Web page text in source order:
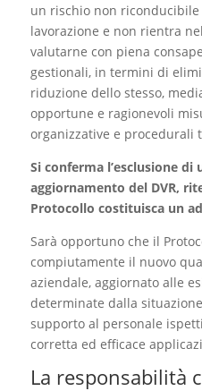
un rischio non riconducibile
lavorazione e non rientra
valutarne con piena
gestionali, in termini di
riduzione dello stesso,
opportune e ragionevoli
organizzative e procedurali
Si conferma l’esclusione di
aggiornamento del DVR,
Protocollo costituisca un
Sarà opportuno che il
compiutamente il nuovo
aziendale, aggiornato alle
determinate dalla
supporto al personale
corretta ed efficace
La responsabilità